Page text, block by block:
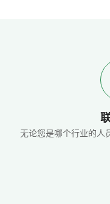
无论您是哪个行业的人